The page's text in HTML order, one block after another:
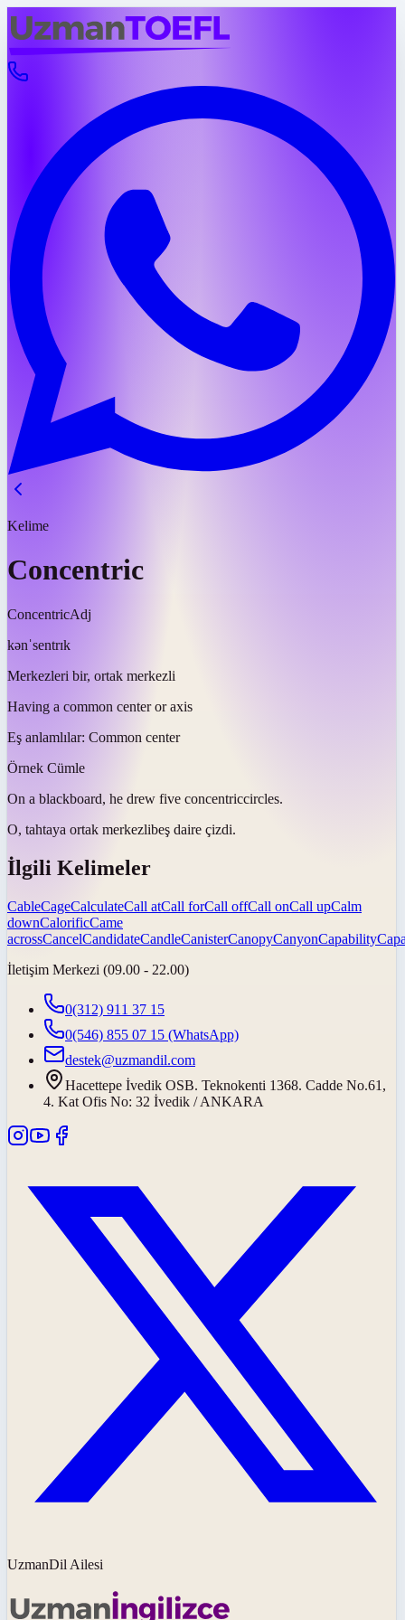
Kelime
Concentric
ConcentricAdj
kənˈsentrɪk
Merkezleri bir, ortak merkezli
Having a common center or axis
Eş anlamlılar: Common center
Örnek Cümle
On a blackboard, he drew five concentriccircles.
O, tahtaya ortak merkezlibeş daire çizdi.
İlgili Kelimeler
CableCageCalculateCall atCall forCall offCall onCall upCalm
downCalorificCame
acrossCancelCandidateCandleCanisterCanopyCanyonCapability
İletişim Merkezi (09.00 - 22.00)
0(312) 911 37 15
0(546) 855 07 15 (WhatsApp)
destek@uzmandil.com
Hacettepe İvedik OSB. Teknokenti 1368. Cadde No.61,
4. Kat Ofis No: 32 İvedik / ANKARA
UzmanDil Ailesi